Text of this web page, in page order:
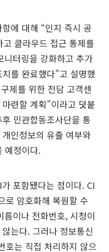
에 대해 “인지 즉시 공
클라우드 접근 통제를
니터링을 강화하고 추가
를 완료했다”고 설명했
제를 위한 전담 고객센
련할 계획”이라고 덧붙
민관합동조사단을 통
인정보의 유출 여부와
예정이다.
포함됐다는 점이다. CI
로 암호화해 복원할 수
이나 전화번호, 시청이
는다. 그러나 정보통신
호는 직접 처리하지 않으